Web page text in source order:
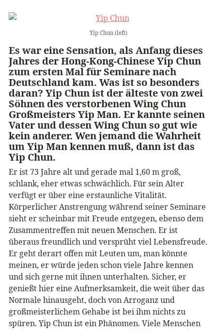
Yip Chun (left)
Es war eine Sensation, als Anfang dieses
Jahres der Hong-Kong-ChineseYip Chun
zum ersten Mal für Seminare nach
Deutschland kam. Was ist so besonders
daran? Yip Chun ist der älteste von zwei
Söhnen des verstorbenen Wing Chun
Großmeisters Yip Man. Er kannte seinen
Vater und dessen Wing Chun so gut wie
kein anderer. Wen jemand die Wahrheit
um Yip Man kennen muß, dann ist das
Yip Chun.
Er ist 73 Jahre alt und gerade mal 1,60 m groß,
schlank, eher etwas schwächlich. Für sein Alter
verfügt er über eine erstaunliche Vitalität.
Körperlicher Anstrengung während seiner Seminare
sieht er scheinbar mit Freude entgegen, ebenso dem
Zusammentreffen mit neuen Menschen. Er ist
überaus freundlich und versprüht viel Lebensfreude.
Er geht derart offen mit Leuten um, man könnte
meinen, er würde jeden schon viele Jahre kennen
und sich gerne mit ihnen unterhalten. Sicher, er
genießt hier eine Aufmerksamkeit, die weit über das
Normale hinausgeht, doch von Arroganz und
großmeisterlichem Gehabe ist bei ihm nichts zu
spüren. Yip Chun ist ein Phänomen. Viele Menschen